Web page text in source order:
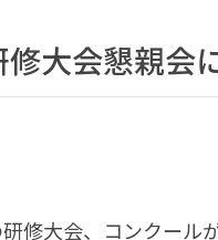
大会懇親会
修大会、コンクール